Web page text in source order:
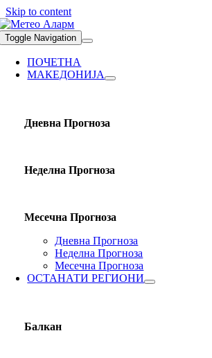
Skip to content
Toggle Navigation
ПОЧЕТНА
МАКЕДОНИЈА
Дневна Прогноза
Неделна Прогноза
Месечна Прогноза
Дневна Прогноза
Неделна Прогноза
Месечна Прогноза
ОСТАНАТИ РЕГИОНИ
Балкан